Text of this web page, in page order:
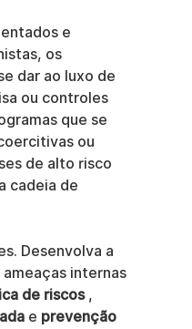
e
os
dar ao luxo de
ou controles
que se
ou
de alto risco
cadeia de
Desenvolva a
internas
de riscos ,
e prevenção